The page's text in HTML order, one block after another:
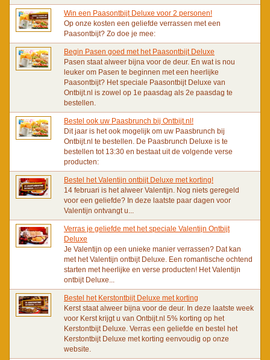
Win een Paasontbijt Deluxe voor 2 personen!
Op onze kosten een geliefde verrassen met een
Paasontbijt? Zo doe je mee:
Begin Pasen goed met het Paasontbijt Deluxe
Pasen staat alweer bijna voor de deur. En wat is nou
leuker om Pasen te beginnen met een heerlijke
Paasontbijt? Het speciale Paasontbijt Deluxe van
Ontbijt.nl is zowel op 1e paasdag als 2e paasdag te
bestellen.
Bestel ook uw Paasbrunch bij Ontbijt.nl!
Dit jaar is het ook mogelijk om uw Paasbrunch bij
Ontbijt.nl te bestellen. De Paasbrunch Deluxe is te
bestellen tot 13:30 en bestaat uit de volgende verse
producten:
Bestel het Valentijn ontbijt Deluxe met korting!
14 februari is het alweer Valentijn. Nog niets geregeld
voor een geliefde? In deze laatste paar dagen voor
Valentijn ontvangt u...
Verras je geliefde met het speciale Valentijn Ontbijt
Deluxe
Je Valentijn op een unieke manier verrassen? Dat kan
met het Valentijn ontbijt Deluxe. Een romantische ochtend
starten met heerlijke en verse producten! Het Valentijn
ontbijt Deluxe...
Bestel het Kerstontbijt Deluxe met korting
Kerst staat alweer bijna voor de deur. In deze laatste week
voor Kerst krijgt u van Ontbijt.nl 5% korting op het
Kerstontbijt Deluxe. Verras een geliefde en bestel het
Kerstontbijt Deluxe met korting eenvoudig op onze
website.